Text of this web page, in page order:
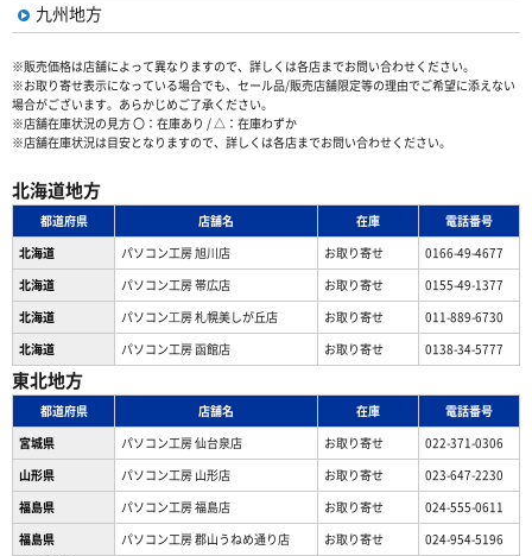
九州地方
※販売価格は店舗によって異なりますので、詳しくは各店までお問い合わせください。
※お取り寄せ表示になっている場合でも、セール品/販売店舗限定等の理由でご希望に添えない
場合がございます。あらかじめご了承ください。
※店舗在庫状況の見方 〇：在庫あり / △：在庫わずか
※店舗在庫状況は目安となりますので、詳しくは各店までお問い合わせください。
北海道地方
都道府県 店舗名 在庫
電話番号
北海道
パソコン工房 旭川店 お取り寄せ
0166-49-4677
北海道
パソコン工房 帯広店 お取り寄せ
0155-49-1377
北海道
パソコン⼯房 札幌美しが丘店 お取り寄せ
011-889-6730
北海道
パソコン工房 函館店 お取り寄せ 0138-34-5777
東北地方
都道府県 店舗名 在庫
電話番号
宮城県
パソコン工房 仙台泉店 お取り寄せ
022-371-0306
山形県
パソコン工房 山形店 お取り寄せ
023-647-2230
福島県
パソコン工房 福島店 お取り寄せ
024-555-0611
福島県
パソコン工房 郡山うねめ通り店 お取り寄せ 024-954-5196